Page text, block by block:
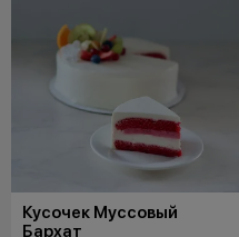
Кусочек Муссовый
Бархат